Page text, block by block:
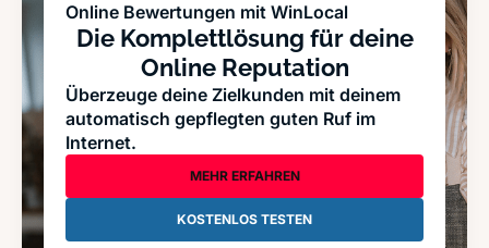
Online Bewertungen mit WinLocal
Die Komplettlösung für deine
Online Reputation
Überzeuge deine Zielkunden mit deinem
automatisch gepflegten guten Ruf im
Internet.
MEHR ERFAHREN
KOSTENLOS TESTEN